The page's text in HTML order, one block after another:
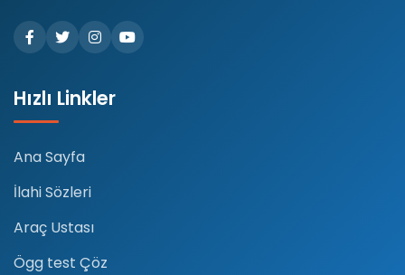
Hızlı Linkler
Ana Sayfa
İlahi Sözleri
Araç Ustası
Ögg test Çöz